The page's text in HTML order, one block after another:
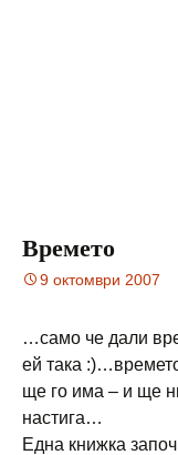
Времето
9 октомври 2007
…само че дали
ей така
ще го има – и ще
настига…
Една книжка